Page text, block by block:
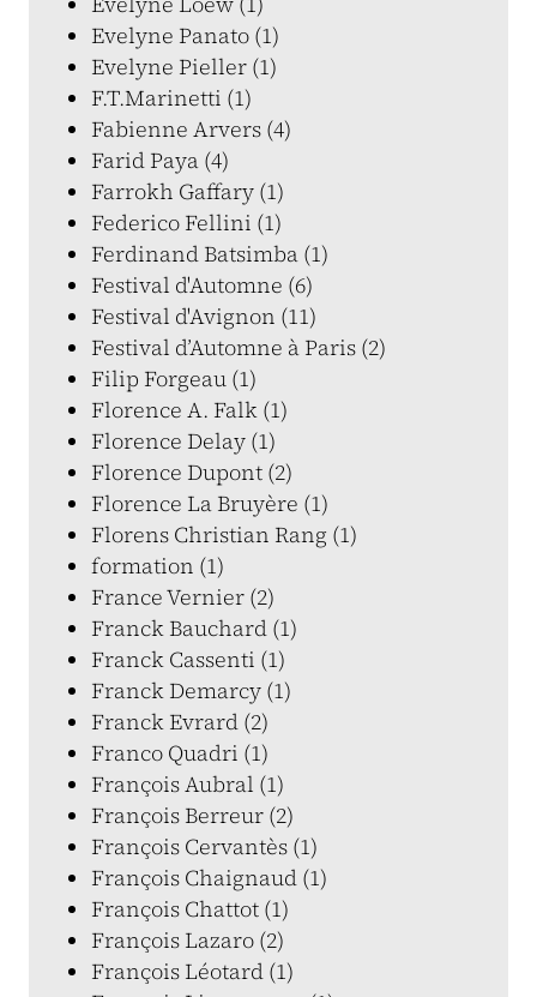
Evelyne Panato (1)
Evelyne Pieller (1)
F.T.Marinetti (1)
Fabienne Arvers (4)
Farid Paya (4)
Farrokh Gaffary (1)
Federico Fellini (1)
Ferdinand Batsimba (1)
Festival d'Automne (6)
Festival d'Avignon (11)
Festival d’Automne à Paris (2)
Filip Forgeau (1)
Florence A. Falk (1)
Florence Delay (1)
Florence Dupont (2)
Florence La Bruyère (1)
Florens Christian Rang (1)
formation (1)
France Vernier (2)
Franck Bauchard (1)
Franck Cassenti (1)
Franck Demarcy (1)
Franck Evrard (2)
Franco Quadri (1)
François Aubral (1)
François Berreur (2)
François Cervantès (1)
François Chaignaud (1)
François Chattot (1)
François Lazaro (2)
François Léotard (1)